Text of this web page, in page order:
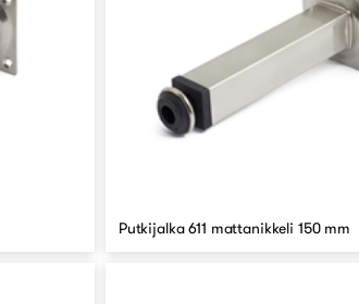
Putkijalka 611 mattanikkeli 150 mm